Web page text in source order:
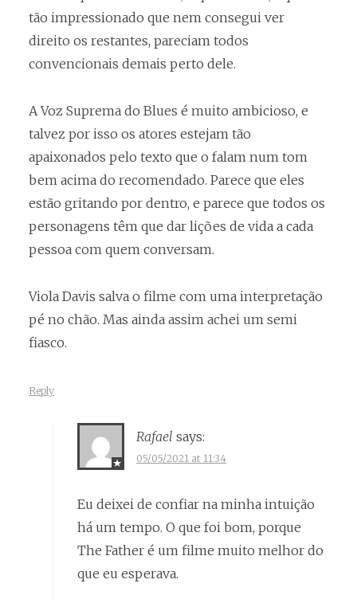
tão impressionado que nem consegui ver
direito os restantes, pareciam todos
convencionais demais perto dele.
A Voz Suprema do Blues é muito ambicioso, e
talvez por isso os atores estejam tão
apaixonados pelo texto que o falam num tom
bem acima do recomendado. Parece que eles
estão gritando por dentro, e parece que todos os
personagens têm que dar lições de vida a cada
pessoa com quem conversam.
Viola Davis salva o filme com uma interpretação
pé no chão. Mas ainda assim achei um semi
fiasco.
Reply
Rafael says:
05/05/2021 at 11:34
Eu deixei de confiar na minha intuição
há um tempo. O que foi bom, porque
The Father é um filme muito melhor do
que eu esperava.